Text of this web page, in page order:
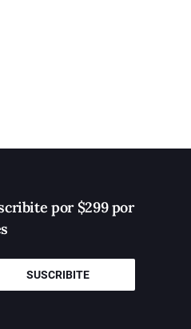
por $299 por
SUSCRIBITE